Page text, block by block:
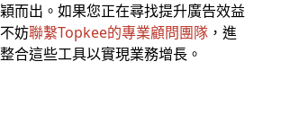
而出。如果您正在尋找提升廣告效益
妨聯繫Topkee的專業顧問團隊 ，進
合這些工具以實現業務增長。